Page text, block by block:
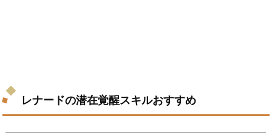
レナードの潜在覚醒スキルおすすめ